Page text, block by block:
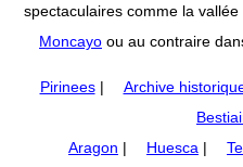
spectaculaires comme la
Moncayo ou au contraire
Pirinees| Archive
Aragon | Huesca |